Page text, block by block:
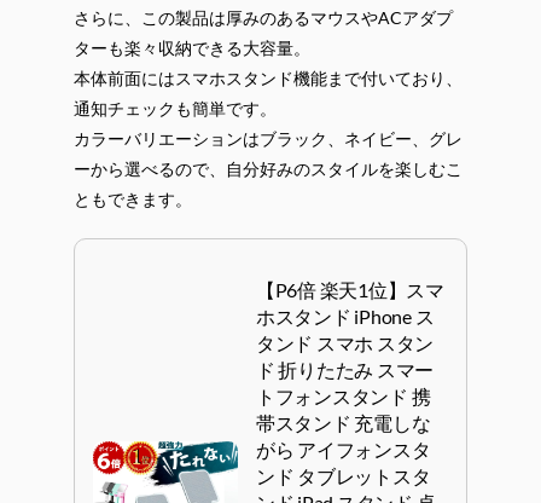
さらに、この製品は厚みのあるマウスやACアダプ
ターも楽々収納できる大容量。
本体前面にはスマホスタンド機能まで付いており、
通知チェックも簡単です。
カラーバリエーションはブラック、ネイビー、グレ
ーから選べるので、自分好みのスタイルを楽しむこ
ともできます。
【P6倍 楽天1位】スマ
ホスタンド iPhone ス
タンド スマホ スタン
ド 折りたたみ スマー
トフォンスタンド 携
帯スタンド 充電しな
がら アイフォンスタ
ンド タブレットスタ